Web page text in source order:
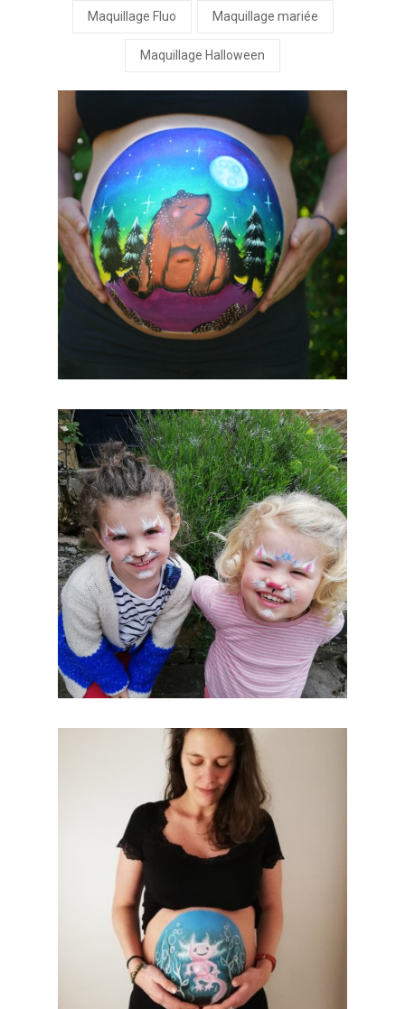
Maquillage Fluo Maquillage mariée
Maquillage Halloween